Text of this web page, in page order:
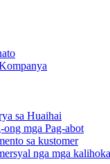
sa Huaihai
ong mga Pag-abot
sa kustomer
nga mga